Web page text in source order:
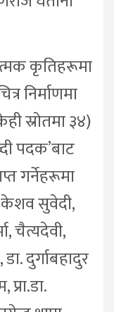
कृतिहरूमा
निर्माणमा
स्रोतमा ३४)
पदक’बाट
गर्नेहरूमा
केशव सुवेदी,
चैत्यदेवी,
डा. दुर्गाबहादुर
प्रा.डा.